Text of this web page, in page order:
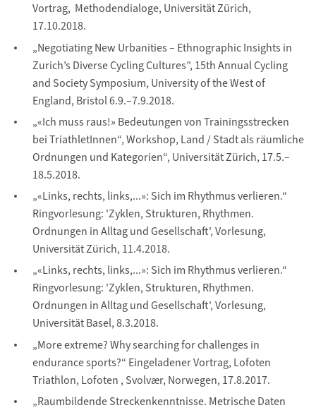
Vortrag, Methodendialoge, Universität Zürich,
17.10.2018.
„Negotiating New Urbanities – Ethnographic Insights in
Zurich’s Diverse Cycling Cultures”, 15th Annual Cycling
and Society Symposium, University of the West of
England, Bristol 6.9.–7.9.2018.
„«Ich muss raus!» Bedeutungen von Trainingsstrecken
bei TriathletInnen“, Workshop, Land / Stadt als räumliche
Ordnungen und Kategorien“, Universität Zürich, 17.5.–
18.5.2018.
„«Links, rechts, links,...»: Sich im Rhythmus verlieren.“
Ringvorlesung: 'Zyklen, Strukturen, Rhythmen.
Ordnungen in Alltag und Gesellschaft', Vorlesung,
Universität Zürich, 11.4.2018.
„«Links, rechts, links,...»: Sich im Rhythmus verlieren.“
Ringvorlesung: 'Zyklen, Strukturen, Rhythmen.
Ordnungen in Alltag und Gesellschaft', Vorlesung,
Universität Basel, 8.3.2018.
​„More extreme? Why searching for challenges in
endurance sports?“ Eingeladener Vortrag, Lofoten
Triathlon, Lofoten , Svolvær, Norwegen, 17.8.2017.
„Raumbildende Streckenkenntnisse. Metrische Daten